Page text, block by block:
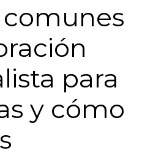
comunes
para
y cómo